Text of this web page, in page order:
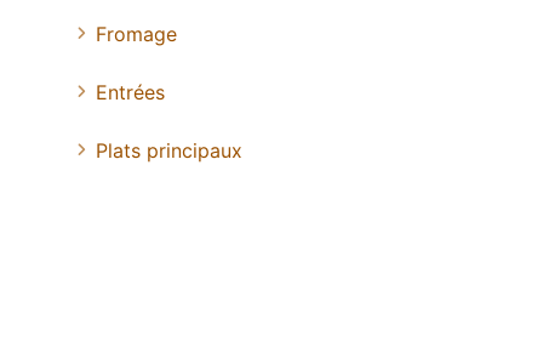
Fromage
Entrées
Plats principaux